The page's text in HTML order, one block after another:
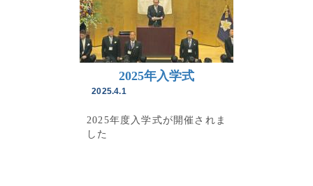
2025年入学式
2025.4.1
2025年度入学式が開催されま
した